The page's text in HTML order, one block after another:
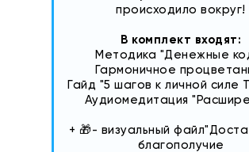
происходило вокруг!
В комплект входят:
Методика "Денежные
Гармоничное
Гайд "5 шагов к личной силе
Аудиомедитация
+ 🎁- визуальный
благополучие